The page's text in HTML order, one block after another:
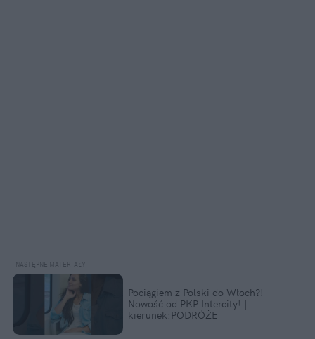
Pociągiem z Polski do Włoch?!
Nowość od PKP Intercity! |
kierunek:PODRÓŻE